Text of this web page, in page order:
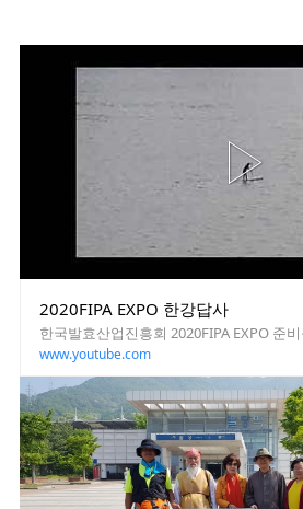
2020FIPA EXPO 한강답사
www.youtube.com